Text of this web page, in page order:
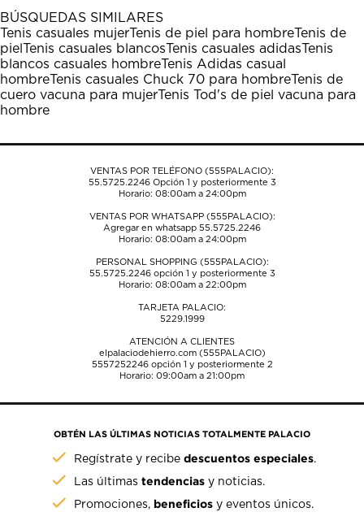
1
estrella
Esta
acción
abrirá
el
formulario
de
estrellas.
Esta
acción
abrirá
el
formulario
de
estrellas.
Esta
acción
abrirá
el
formulario
estrellas.
Esta
acción
abrirá
el
formulario
estrellas.
Esta
acción
abrirá
el
formulario
BÚSQUEDAS SIMILARES
Tenis casuales mujerTenis de piel para hombreTenis de
piel Tenis casuales blancosTenis casuales adidasTenis
blancos casuales hombreTenis Adidas casual
hombreTenis casuales Chuck 70 para hombreTenis de
cuero vacuna para mujerTenis Tod's de piel vacuna para
hombre
VENTAS POR TELÉFONO (555PALACIO):
55.5725.2246Opción 1 y posteriormente 3
Horario: 08:00am a 24:00pm
VENTAS POR WHATSAPP (555PALACIO):
Agregar en whatsapp 55.5725.2246
Horario: 08:00am a 24:00pm
PERSONAL SHOPPING (555PALACIO):
55.5725.2246opción 1 y posteriormente 3
Horario: 08:00am a 22:00pm
TARJETA PALACIO:
5229.1999
ATENCIÓN A CLIENTES
elpalaciodehierro.com (555PALACIO)
5557252246opción 1 y posteriormente 2
Horario: 09:00am a 21:00pm
OBTÉN LAS ÚLTIMAS NOTICIAS TOTALMENTE PALACIO
Regístrate y recibedescuentos especiales.
Las últimastendencias y noticias.
Promociones, beneficios y eventos únicos.